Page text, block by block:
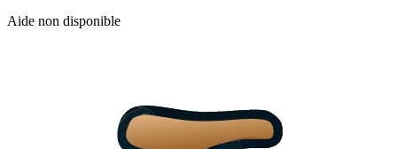
Aide non disponible